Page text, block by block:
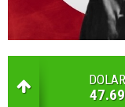
DOLAR
47.69